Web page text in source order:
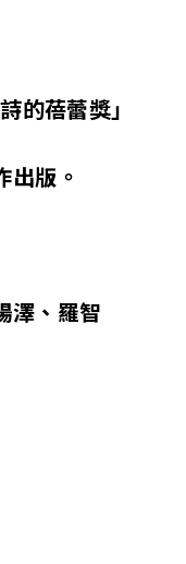
蓓蕾獎」
版。
、羅智